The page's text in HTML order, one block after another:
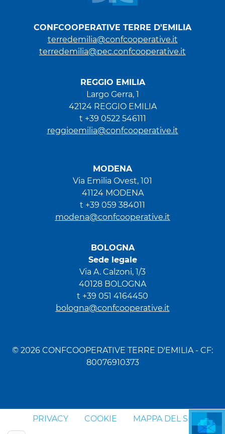
CONFCOOPERATIVE TERRE D'EMILIA
terredemilia@confcooperative.it
terredemilia@pec.confcooperative.it
REGGIO EMILIA
Largo Gerra, 1
42124 REGGIO EMILIA
t +39 0522 546111
reggioemilia@confcooperative.it
MODENA
Via Emilia Ovest, 101
41124 MODENA
t +39 059 384011
modena@confcooperative.it
BOLOGNA
Sede legale
Via A. Calzoni, 1/3
40128 BOLOGNA
t +39 051 4164450
bologna@confcooperative.it
© 2026 CONFCOOPERATIVE TERRE D'EMILIA - CF:
80076910373
PRIVACY COOKIE MAPPA DEL SITO